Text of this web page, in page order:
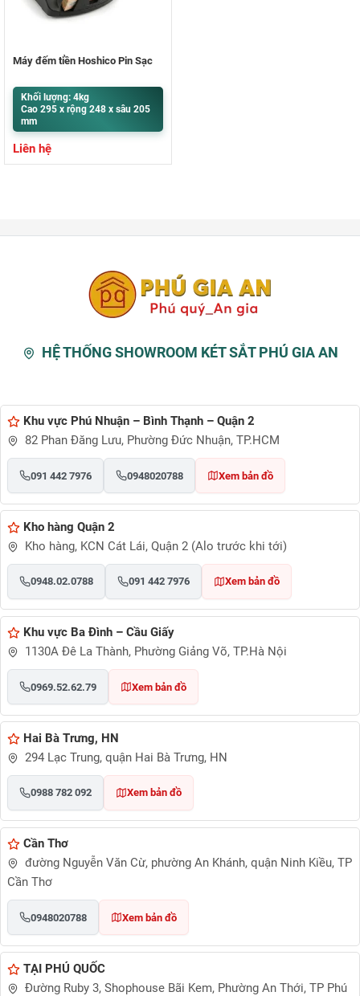
Máy đếm tiền Hoshico Pin Sạc
Khối lượng: 4kg
Cao 295 x rộng 248 x sâu 205
mm
Liên hệ
HỆ THỐNG SHOWROOM KÉT SẮT PHÚ GIA AN
Khu vực Phú Nhuận – Bình Thạnh – Quận 2
82 Phan Đăng Lưu, Phường Đức Nhuận, TP.HCM
091 442 7976 0948020788 Xem bản đồ
Kho hàng Quận 2
Kho hàng, KCN Cát Lái, Quận 2 (Alo trước khi tới)
0948.02.0788 091 442 7976 Xem bản đồ
Khu vực Ba Đình – Cầu Giấy
1130A Đê La Thành, Phường Giảng Võ, TP.Hà Nội
0969.52.62.79 Xem bản đồ
Hai Bà Trưng, HN
294 Lạc Trung, quận Hai Bà Trưng, HN
0988 782 092 Xem bản đồ
Cần Thơ
đường Nguyễn Văn Cừ, phường An Khánh, quận Ninh Kiều, TP
Cần Thơ
0948020788 Xem bản đồ
TẠI PHÚ QUỐC
Đường Ruby 3, Shophouse Bãi Kem, Phường An Thới, TP Phú